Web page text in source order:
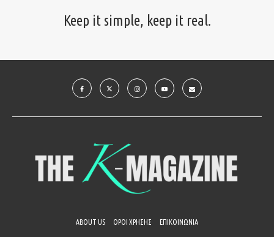
Keep it simple, keep it real.
ABOUT US ΟΡΟΙ ΧΡΗΣΗΣ ΕΠΙΚΟΙΝΩΝΙΑ